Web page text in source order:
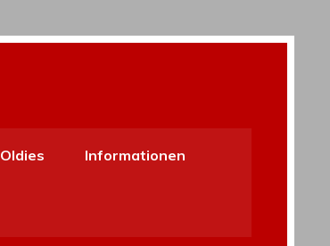
Oldies Informationen